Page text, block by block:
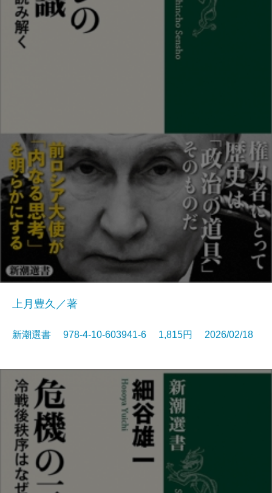
上月豊久／著
新潮選書 978-4-10-603941-6 1,815円 2026/02/18